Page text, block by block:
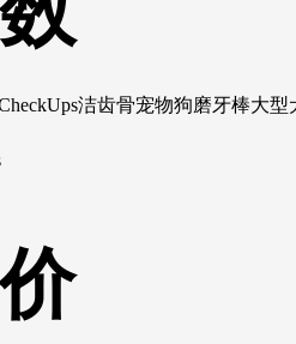
洁齿骨宠物狗磨牙棒大